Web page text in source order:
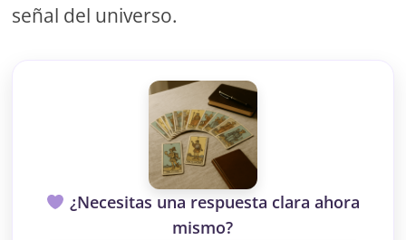
señal del universo.
¿Necesitas una respuesta clara ahora
mismo?